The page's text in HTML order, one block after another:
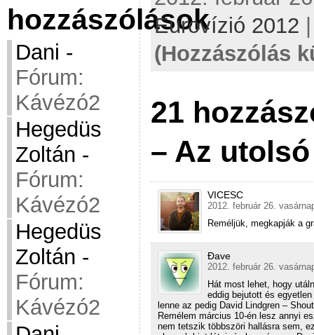
hozzászólások
Dani -
Fórum:
Kávézó2
Hegedüs
Zoltán -
Fórum:
Kávézó2
Hegedüs
Zoltán -
Fórum:
Kávézó2
Eurovízió 2012
(Hozzászólás
21
– Az
VICESC
2012. február 26.
Reméljük, megkapják a
Đave
2012. február 26.
Hát most lehet, hogy
eddig bejutott és
lenne az pedig David Lindgren –
Remélem március 10-én lesz annyi
nem tetszik többszöri hallásra sem,